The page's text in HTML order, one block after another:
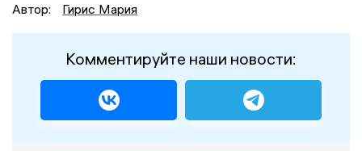
Автор:
Гирис Мария
Комментируйте наши новости: